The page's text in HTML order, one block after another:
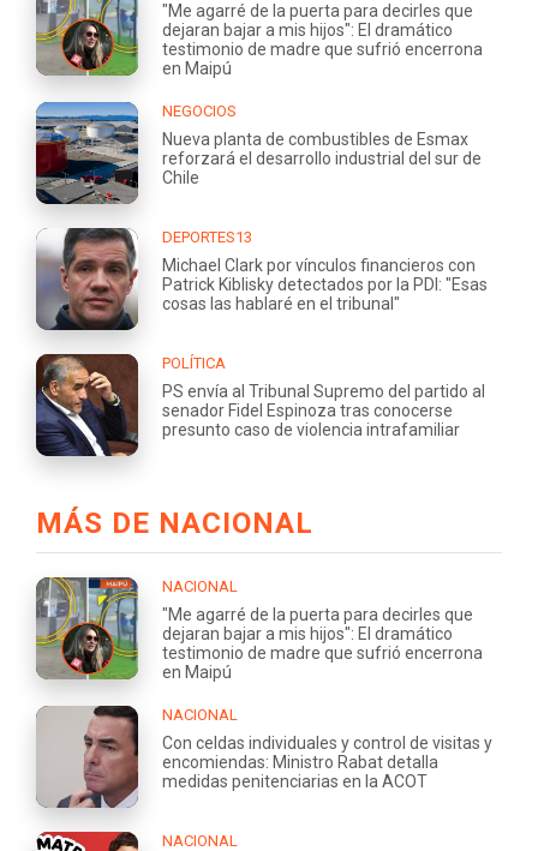
"Me agarré de la puerta para decirles que
dejaran bajar a mis hijos": El dramático
testimonio de madre que sufrió encerrona
en Maipú
NEGOCIOS
Nueva planta de combustibles de Esmax
reforzará el desarrollo industrial del sur de
Chile
DEPORTES13
Michael Clark por vínculos financieros con
Patrick Kiblisky detectados por la PDI: "Esas
cosas las hablaré en el tribunal"
POLÍTICA
PS envía al Tribunal Supremo del partido al
senador Fidel Espinoza tras conocerse
presunto caso de violencia intrafamiliar
MÁS DE NACIONAL
NACIONAL
"Me agarré de la puerta para decirles que
dejaran bajar a mis hijos": El dramático
testimonio de madre que sufrió encerrona
en Maipú
NACIONAL
Con celdas individuales y control de visitas y
encomiendas: Ministro Rabat detalla
medidas penitenciarias en la ACOT
NACIONAL